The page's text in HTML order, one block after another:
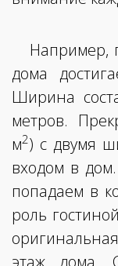
Например,
дома
Ширина
метров.
м2) с двумя
входом в
попадаем в
роль
этаж дома.